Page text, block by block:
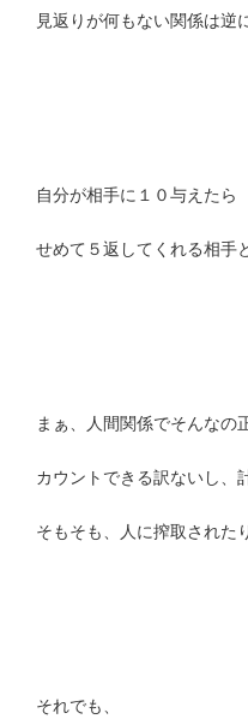
見返りが何もない関係は逆
自分が相手に１０与えたら
せめて５返してくれる相手
まぁ、人間関係でそんなの
カウントできる訳ないし、
そもそも、人に搾取された
それでも、